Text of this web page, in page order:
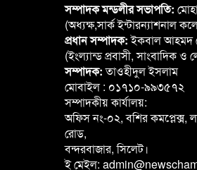
সম্পাদক মন্ডলীর সভাপতি:
(অধ্যক্ষ,সার্ক ইন্টারন্যাশনাল
প্রধান সম্পাদক:ইকবাল আহমদ
(ইংল্যান্ড প্রবাসী, সাংবাদিক ও
সম্পাদক:তাওহীদুল ইসলাম
মোবাইল : ০১৭১০-৯৯৩৫৭২
সম্পাদকীয় কার্যালয়:
অফিস নং-০২, বশির কমপ্লেক্স,
রোড,
বন্দরবাজার, সিলেট।
ই মেইল: